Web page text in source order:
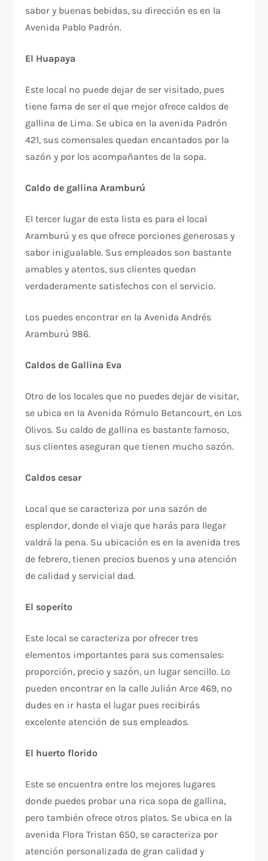
sabor y buenas bebidas, su dirección es en la
Avenida Pablo Padrón.
El Huapaya
Este local no puede dejar de ser visitado, pues
tiene fama de ser el que mejor ofrece caldos de
gallina de Lima. Se ubica en la avenida Padrón
421, sus comensales quedan encantados por la
sazón y por los acompañantes de la sopa.
Caldo de gallina Aramburú
El tercer lugar de esta lista es para el local
Aramburú y es que ofrece porciones generosas y
sabor inigualable. Sus empleados son bastante
amables y atentos, sus clientes quedan
verdaderamente satisfechos con el servicio.
Los puedes encontrar en la Avenida Andrés
Aramburú 986.
Caldos de Gallina Eva
Otro de los locales que no puedes dejar de visitar,
se ubica en la Avenida Rómulo Betancourt, en Los
Olivos. Su caldo de gallina es bastante famoso,
sus clientes aseguran que tienen mucho sazón.
Caldos cesar
Local que se caracteriza por una sazón de
esplendor, donde el viaje que harás para llegar
valdrá la pena. Su ubicación es en la avenida tres
de febrero, tienen precios buenos y una atención
de calidad y servicial dad.
El soperito
Este local se caracteriza por ofrecer tres
elementos importantes para sus comensales:
proporción, precio y sazón, un lugar sencillo. Lo
pueden encontrar en la calle Julián Arce 469, no
dudes en ir hasta el lugar pues recibirás
excelente atención de sus empleados.
El huerto florido
Este se encuentra entre los mejores lugares
donde puedes probar una rica sopa de gallina,
pero también ofrece otros platos. Se ubica en la
avenida Flora Tristan 650, se caracteriza por
atención personalizada de gran calidad y